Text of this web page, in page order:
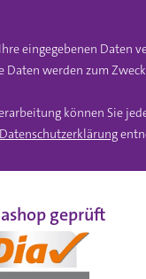
eingegebenen
werden zum
können Sie
Datenschutzerklärung
geprüft